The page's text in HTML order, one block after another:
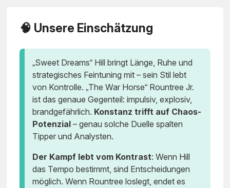
🧠 Unsere Einschätzung
„Sweet Dreams“ Hill bringt Länge, Ruhe und
strategisches Feintuning mit – sein Stil lebt
von Kontrolle. „The War Horse“ Rountree Jr.
ist das genaue Gegenteil: impulsiv, explosiv,
brandgefährlich. Konstanz trifft auf Chaos-
Potenzial – genau solche Duelle spalten
Tipper und Analysten.
Der Kampf lebt vom Kontrast: Wenn Hill
das Tempo bestimmt, sind Entscheidungen
möglich. Wenn Rountree loslegt, endet es